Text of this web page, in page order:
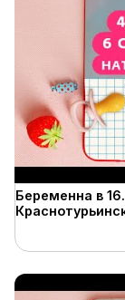
Беременна в